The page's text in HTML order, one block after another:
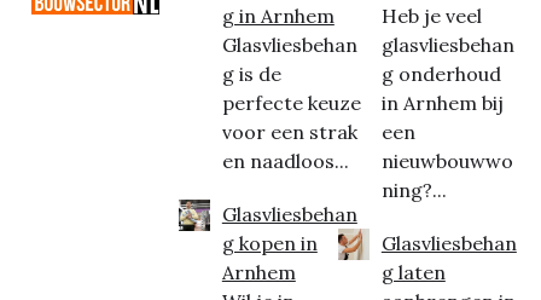
g in Arnhem
Glasvliesbehan
g is de
perfecte keuze
voor een strak
en naadloos...
Glasvliesbehan
g kopen in
Arnhem
Heb je veel
glasvliesbehan
g onderhoud
in Arnhem bij
een
nieuwbouwwo
ning?...
Glasvliesbehan
g laten